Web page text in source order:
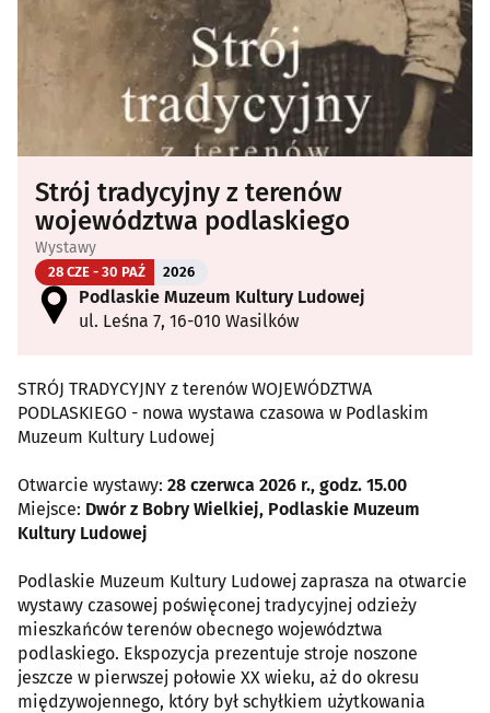
Strój tradycyjny z terenów
województwa podlaskiego
Wystawy
28 CZE - 30 PAŹ 2026
Podlaskie Muzeum Kultury Ludowej
ul. Leśna 7, 16-010 Wasilków
STRÓJ TRADYCYJNY z terenów WOJEWÓDZTWA
PODLASKIEGO - nowa wystawa czasowa w Podlaskim
Muzeum Kultury Ludowej
Otwarcie wystawy: 28 czerwca 2026 r., godz. 15.00
Miejsce: Dwór z Bobry Wielkiej, Podlaskie Muzeum
Kultury Ludowej
Podlaskie Muzeum Kultury Ludowej zaprasza na otwarcie
wystawy czasowej poświęconej tradycyjnej odzieży
mieszkańców terenów obecnego województwa
podlaskiego. Ekspozycja prezentuje stroje noszone
jeszcze w pierwszej połowie XX wieku, aż do okresu
międzywojennego, który był schyłkiem użytkowania